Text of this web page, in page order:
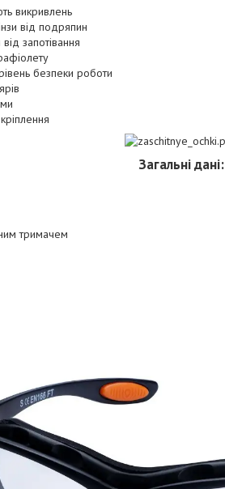
викривлень
від подряпин
запотівання
безпеки роботи
Загальні дані:
тримачем